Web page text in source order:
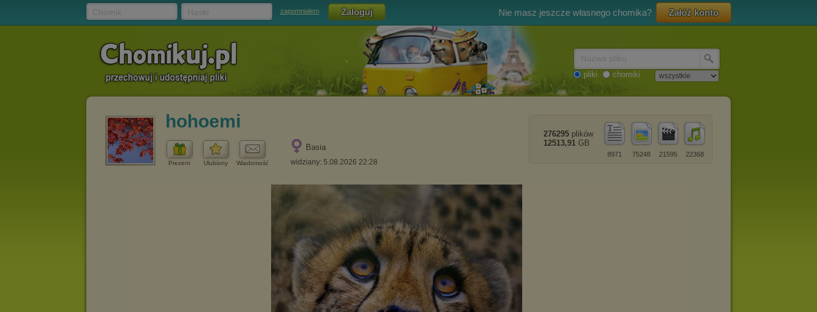
zapomniałem Nie masz jeszcze własnego chomika? Załóż konto
pliki chomiki
hohoemi
Prezent Ulubiony Wiadomość
Basia
widziany: 5.08.2026 22:28
22368
21595
75248
8971
276295 plików
12513,91 GB